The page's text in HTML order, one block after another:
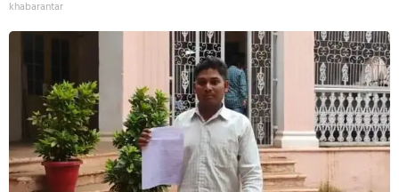
khabarantar